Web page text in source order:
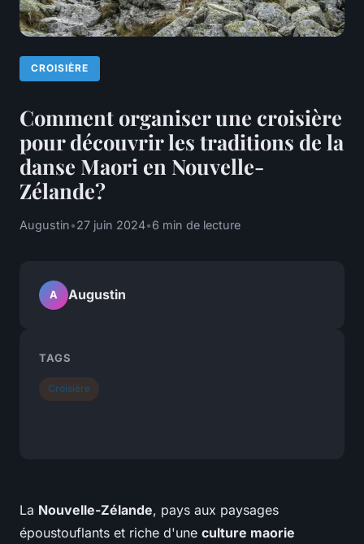
CROISIÈRE
Comment organiser une croisière
pour découvrir les traditions de la
danse Maori en Nouvelle-
Zélande?
Augustin•27 juin 2024•6 min de lecture
La Nouvelle-Zélande, pays aux paysages
époustouflants et riche d'une culture maorie
A Augustin
TAGS
Croisière